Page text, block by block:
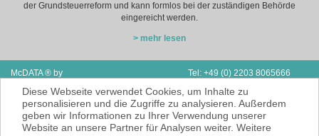
der Grundsteuerreform und kann formlos bei der zuständigen Behörde
eingereicht werden.
> mehr lesen
McDATA ® by
P.O. Box 2410 | Ras Al Kaimah
Tel: +49 (0) 2203 8065666
E-Mail:info@mcdata.de
McDATA ist eine sehr gute Alternative zu
Ihrem Steuerberater zur Erbringung der
Diese Webseite verwendet Cookies, um Inhalte zu
personalisieren und die Zugriffe zu analysieren. Außerdem
geben wir Informationen zu Ihrer Verwendung unserer
Website an unsere Partner für Analysen weiter. Weitere